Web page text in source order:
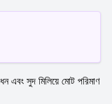
সুদ মিলিয়ে মোট পরিমাণ